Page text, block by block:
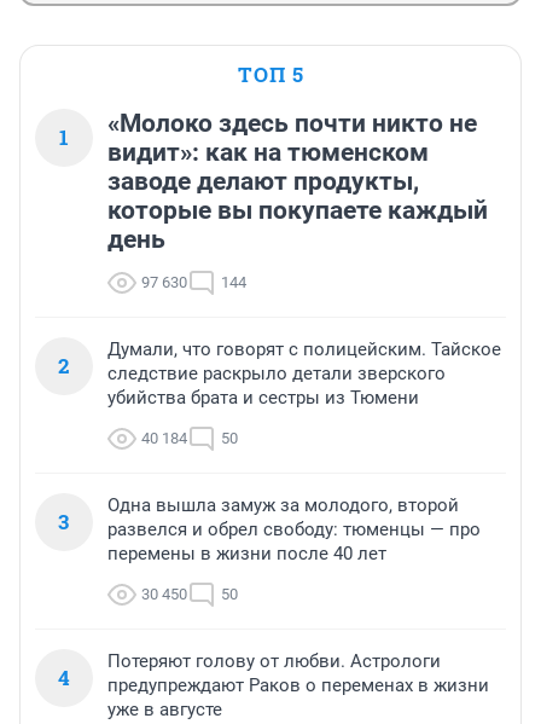
ТОП 5
1
«Молоко здесь почти никто не
видит»: как на тюменском
заводе делают продукты,
которые вы покупаете каждый
день
97 630 144
2
Думали, что говорят с полицейским. Тайское
следствие раскрыло детали зверского
убийства брата и сестры из Тюмени
40 184 50
3
Одна вышла замуж за молодого, второй
развелся и обрел свободу: тюменцы — про
перемены в жизни после 40 лет
30 450 50
4
Потеряют голову от любви. Астрологи
предупреждают Раков о переменах в жизни
уже в августе